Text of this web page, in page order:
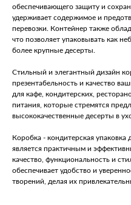
обеспечивающего защиту и
удерживает содержимое и
перевозки. Контейнер также
что позволяет упаковывать как
более крупные десерты.
Стильный и элегантный дизайн
презентабельность и качество
для кафе, кондитерских,
питания, которые стремятся
высококачественные десерты в
Коробка - кондитерская
является практичным и
качество, функциональность и
обеспечивает удобство и
творений, делая их